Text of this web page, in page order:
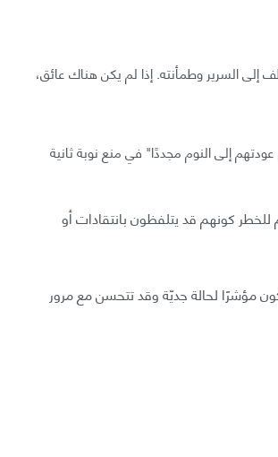
السرير وطمأنته. إذا لم يكن هناك عائق،
إلى النوم مجددًا" في منع نوبة ثانية
كونهم قد يتلفظون بانتقادات أو
مؤشرًا لحالة جديّة وقد تتحسن مع مرور